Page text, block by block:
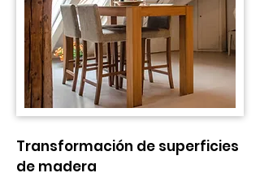
Transformación de superficies
de madera